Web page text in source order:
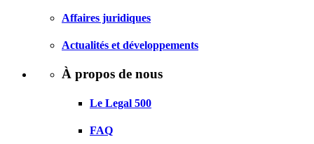
Affaires juridiques
Actualités et développements
À propos de nous
Le Legal 500
FAQ